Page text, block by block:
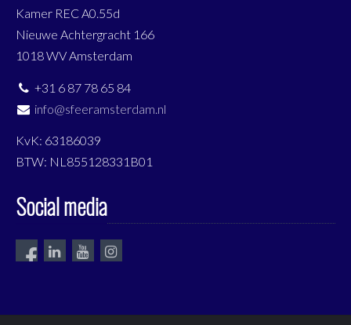
Kamer REC A0.55d
Nieuwe Achtergracht 166
1018 WV Amsterdam
+31 6 87 78 65 84
info@sfeeramsterdam.nl
KvK: 63186039
BTW: NL855128331B01
Social media